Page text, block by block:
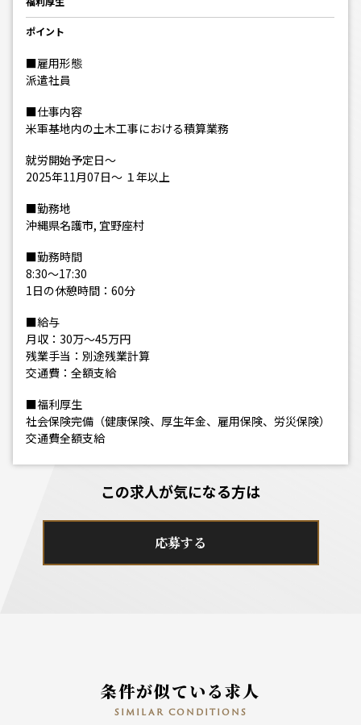
ポイント
■雇用形態
派遣社員
■仕事内容
米軍基地内の土木工事における積算業務
就労開始予定日～
2025年11月07日～ １年以上
■勤務地
沖縄県名護市, 宜野座村
■勤務時間
8:30～17:30
1日の休憩時間：60分
■給与
月収：30万～45万円
残業手当：別途残業計算
交通費：全額支給
■福利厚生
社会保険完備（健康保険、厚生年金、雇用保険、労災保険）
交通費全額支給
この求人が気になる方は
応募する
条件が似ている求人
similar conditions